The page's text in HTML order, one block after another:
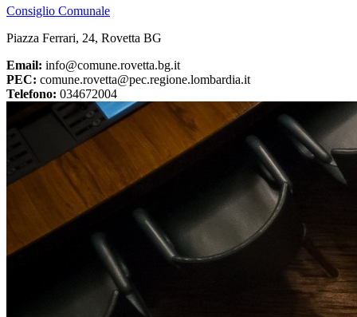
Consiglio Comunale
Piazza Ferrari, 24, Rovetta BG
Email: info@comune.rovetta.bg.it
PEC: comune.rovetta@pec.regione.lombardia.it
Telefono: 034672004